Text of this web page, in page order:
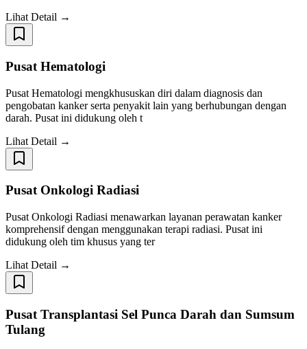
Lihat Detail →
Pusat Hematologi
Pusat Hematologi mengkhususkan diri dalam diagnosis dan
pengobatan kanker serta penyakit lain yang berhubungan dengan
darah. Pusat ini didukung oleh t
Lihat Detail →
Pusat Onkologi Radiasi
Pusat Onkologi Radiasi menawarkan layanan perawatan kanker
komprehensif dengan menggunakan terapi radiasi. Pusat ini
didukung oleh tim khusus yang ter
Lihat Detail →
Pusat Transplantasi Sel Punca Darah dan Sumsum
Tulang